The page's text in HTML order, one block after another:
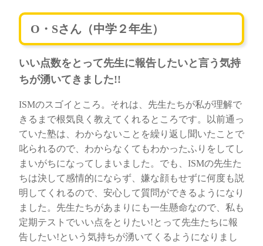
O・Sさん（中学２年生）
いい点数をとって先生に報告したいと言う気持
ちが湧いてきました!!
ISMのスゴイところ。それは、先生たちが私が理解で
きるまで根気良く教えてくれるところです。以前通っ
ていた塾は、わからないことを繰り返し聞いたことで
叱られるので、わからなくてもわかったふりをしてし
まいがちになってしまいました。でも、ISMの先生た
ちは決して感情的にならず、嫌な顔もせずに何度も説
明してくれるので、安心して質問ができるようになり
ました。先生たちがあまりにも一生懸命なので、私も
定期テストでいい点をとりたい!とって先生たちに報
告したい!という気持ちが湧いてくるようになりまし